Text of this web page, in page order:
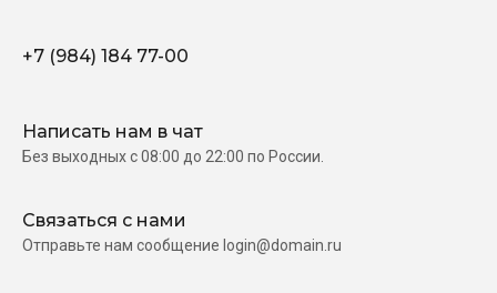
+7 (984) 184 77-00
Написать нам в чат
Без выходных c 08:00 до 22:00 по России.
Связаться с нами
Отправьте нам сообщение login@domain.ru